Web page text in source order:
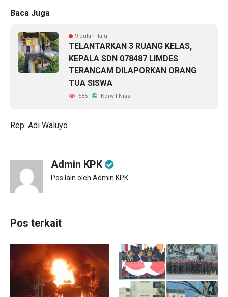
Baca Juga
9 bulan lalu
TELANTARKAN 3 RUANG KELAS,
KEPALA SDN 078487 LIMDES
TERANCAM DILAPORKAN ORANG
TUA SISWA
585 Korwil Nias
Rep: Adi Waluyo
Admin KPK
Pos lain oleh Admin KPK
Pos terkait